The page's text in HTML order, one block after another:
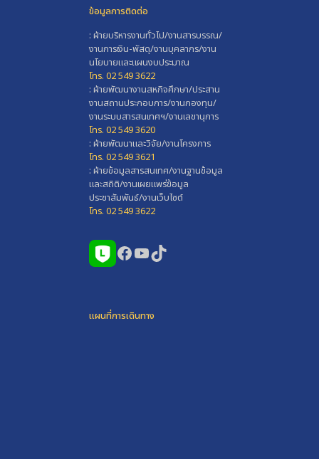
ข้อมูลการติดต่อ
: ฝ่ายบริหารงานทั่วไป/งานสารบรรณ/
งานการเงิน-พัสดุ/งานบุคลากร/งาน
นโยบายและแผนงบประมาณ
โทร. 02 549 3622
: ฝ่ายพัฒนางานสหกิจศึกษา/ประสาน
งานสถานประกอบการ/งานกองทุน/
งานระบบสารสนเทศฯ/งานเลขานุการ
โทร. 02 549 3620
: ฝ่ายพัฒนาและวิจัย/งานโครงการ
โทร. 02 549 3621
: ฝ่ายข้อมูลสารสนเทศ/งานฐานข้อมูล
และสถิติ/งานเผยแพร่ข้อมูล
ประชาสัมพันธ์/งานเว็บไซต์
โทร. 02 549 3622
Facebook
YouTube
TikTok
แผนที่การเดินทาง